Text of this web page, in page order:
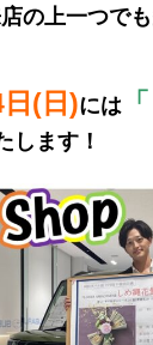
の上一つで
(日)には
します！